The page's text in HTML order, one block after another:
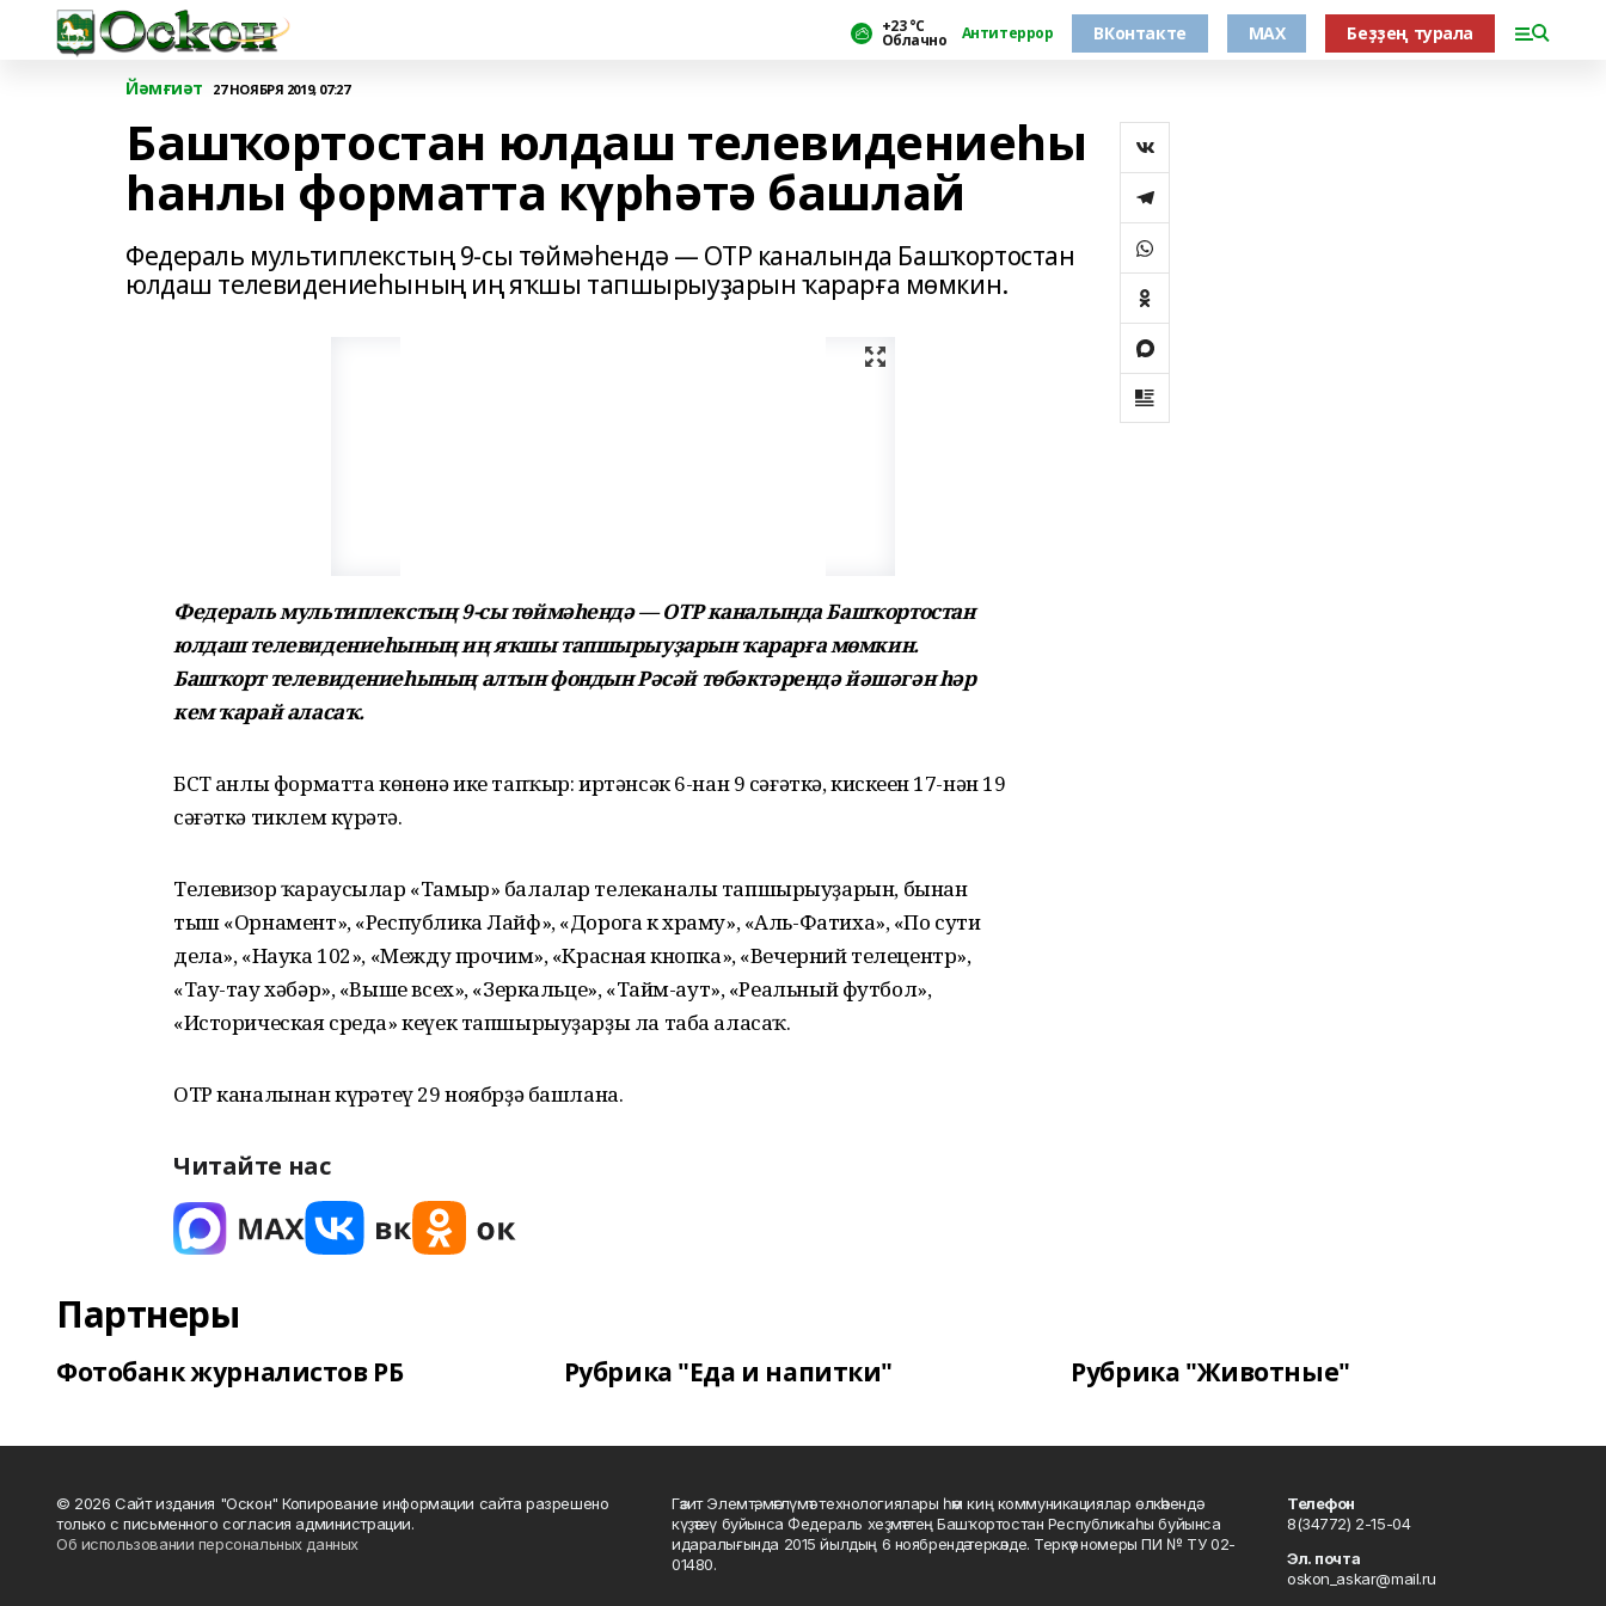
+23 °С
Облачно Антитеррор ВКонтакте MAX Беҙҙең турала
Йәмғиәт 27 НОЯБРЯ 2019, 07:27
Башҡортостан юлдаш телевидениеһы
һанлы форматта күрһәтә башлай
Федераль мультиплекстың 9-сы төймәһендә — ОТР каналында Башҡортостан
юлдаш телевидениеһының иң яҡшы тапшырыуҙарын ҡарарға мөмкин.
Федераль мультиплекстың 9-сы төймәһендә — ОТР каналында Башҡортостан
юлдаш телевидениеһының иң яҡшы тапшырыуҙарын ҡарарға мөмкин.
Башҡорт телевидениеһының алтын фондын Рәсәй төбәктәрендә йәшәгән һәр
кем ҡарай аласаҡ.
БСТ һанлы форматта көнөнә ике тапҡыр: иртәнсәк 6-нан 9 сәғәткә, кискеһен 17-нән 19
сәғәткә тиклем күрһәтә.
Телевизор ҡараусылар «Тамыр» балалар телеканалы тапшырыуҙарын, бынан
тыш «Орнамент», «Республика Лайф», «Дорога к храму», «Аль-Фатиха», «По сути
дела», «Наука 102», «Между прочим», «Красная кнопка», «Вечерний телецентр»,
«Тау-тау хәбәр», «Выше всех», «Зеркальце», «Тайм-аут», «Реальный футбол»,
«Историческая среда» кеүек тапшырыуҙарҙы ла таба аласаҡ.
ОТР каналынан күрһәтеү 29 ноябрҙә башлана.
Читайте нас
Партнеры
Фотобанк журналистов РБ Рубрика "Еда и напитки" Рубрика "Животные"
© 2026 Сайт издания "Оскон" Копирование информации сайта разрешено
только с письменного согласия администрации.
Об использовании персональных данных
Гәзит Элемтә, мәғлүмәт технологиялары һәм киң коммуникациялар өлкәһендә
күҙәтеү буйынса Федераль хеҙмәттең Башҡортостан Республикаһы буйынса
идаралығында 2015 йылдың 6 ноябрендә теркәлде. Теркәү номеры ПИ № ТУ 02-
01480.
Телефон
8(34772) 2-15-04
Эл. почта
oskon_askar@mail.ru